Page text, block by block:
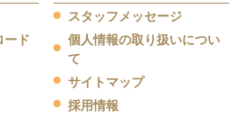
ード
スタッフメッセージ
個人情報の取り扱いについ
て
サイトマップ
採用情報